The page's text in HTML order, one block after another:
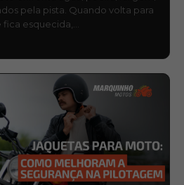
pela pista. Quando volta para
esquecida,…